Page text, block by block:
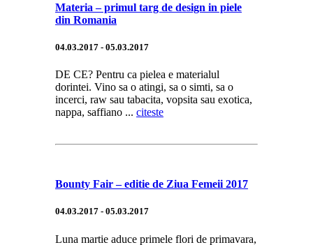
Materia – primul targ de design in piele
din Romania
04.03.2017 - 05.03.2017
DE CE? Pentru ca pielea e materialul
dorintei. Vino sa o atingi, sa o simti, sa o
incerci, raw sau tabacita, vopsita sau exotica,
nappa, saffiano ... citeste
Bounty Fair – editie de Ziua Femeii 2017
04.03.2017 - 05.03.2017
Luna martie aduce primele flori de primavara,